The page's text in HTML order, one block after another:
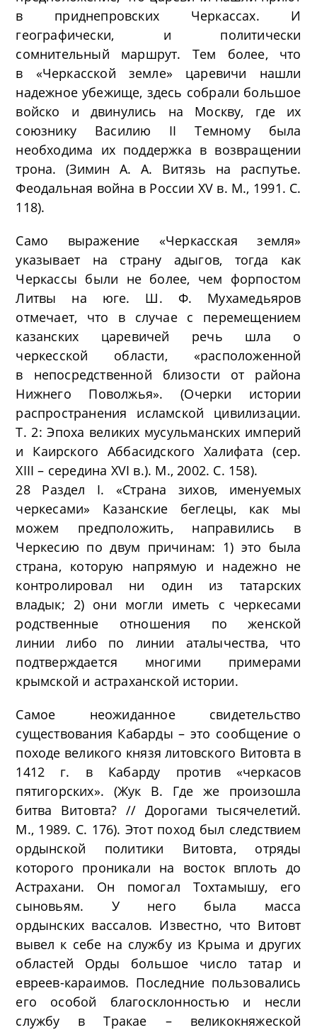
в приднепровских Черкассах. И
географически, и политически
сомнительный маршрут. Тем более, что
в «Черкасской земле» царевичи нашли
надежное убежище, здесь собрали большое
войско и двинулись на Москву, где их
союзнику Василию II Темному была
необходима их поддержка в возвращении
трона. (Зимин А. А. Витязь на распутье.
Феодальная война в России XV в. М., 1991. С.
118).
Само выражение «Черкасская земля»
указывает на страну адыгов, тогда как
Черкассы были не более, чем форпостом
Литвы на юге. Ш. Ф. Мухамедьяров
отмечает, что в случае с перемещением
казанских царевичей речь шла о
черкесской области, «расположенной
в непосредственной близости от района
Нижнего Поволжья». (Очерки истории
распространения исламской цивилизации.
Т. 2: Эпоха великих мусульманских империй
и Каирского Аббасидского Халифата (сер.
XIII – середина XVI в.). М., 2002. С. 158).
28 Раздел I. «Страна зихов, именуемых
черкесами» Казанские беглецы, как мы
можем предположить, направились в
Черкесию по двум причинам: 1) это была
страна, которую напрямую и надежно не
контролировал ни один из татарских
владык; 2) они могли иметь с черкесами
родственные отношения по женской
линии либо по линии аталычества, что
подтверждается многими примерами
крымской и астраханской истории.
Самое неожиданное свидетельство
существования Кабарды – это сообщение о
походе великого князя литовского Витовта в
1412 г. в Кабарду против «черкасов
пятигорских». (Жук В. Где же произошла
битва Витовта? // Дорогами тысячелетий.
М., 1989. С. 176). Этот поход был следствием
ордынской политики Витовта, отряды
которого проникали на восток вплоть до
Астрахани. Он помогал Тохтамышу, его
сыновьям. У него была масса
ордынских вассалов. Известно, что Витовт
вывел к себе на службу из Крыма и других
областей Орды большое число татар и
евреев-караимов. Последние пользовались
его особой благосклонностью и несли
службу в Тракае – великокняжеской